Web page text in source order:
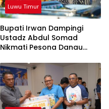
Luwu Timur
Bupati Irwan Dampingi
Ustadz Abdul Somad
Nikmati Pesona Danau